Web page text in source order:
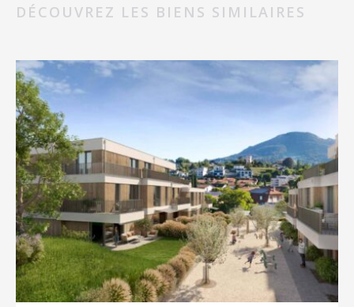
DÉCOUVREZ LES BIENS SIMILAIRES